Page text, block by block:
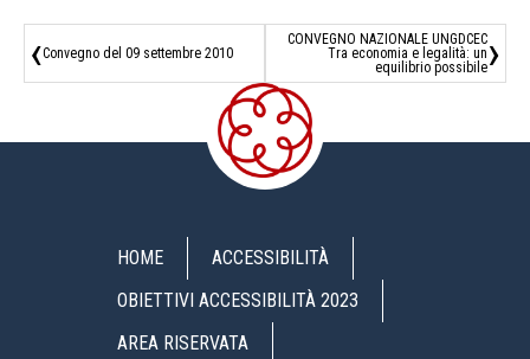
‹Convegno del 09 settembre 2010
CONVEGNO NAZIONALE UNGDCEC
Tra economia e legalità: un
equilibrio possibile›
HOME
ACCESSIBILITÀ
OBIETTIVI ACCESSIBILITÀ 2023
AREA RISERVATA